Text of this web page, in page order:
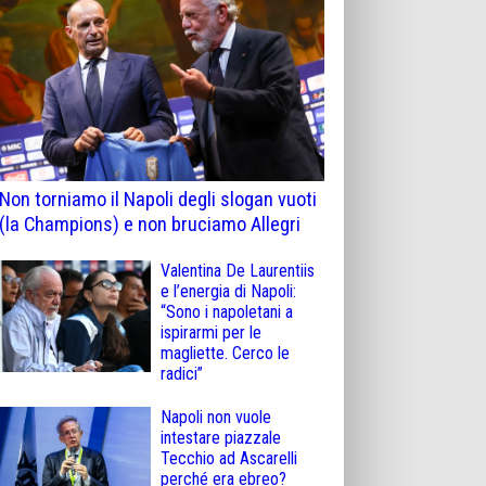
Non torniamo il Napoli degli slogan vuoti
(la Champions) e non bruciamo Allegri
Valentina De Laurentiis
e l’energia di Napoli:
“Sono i napoletani a
ispirarmi per le
magliette. Cerco le
radici”
Napoli non vuole
intestare piazzale
Tecchio ad Ascarelli
perché era ebreo?